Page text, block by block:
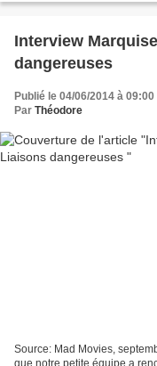
Interview
dangereuses
Publié le 04/06/2014 à 09:00
Par Théodore
Source: Mad Movies,
que notre petite équipe a